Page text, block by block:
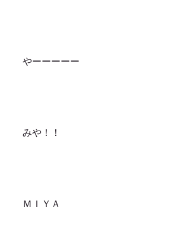
やーーーーー
みや！！
ＭＩＹＡ